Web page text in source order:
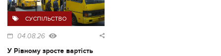
СУСПІЛЬСТВО
04.08.26
У Рівному зросте вартість